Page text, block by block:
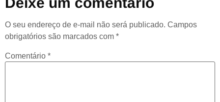
O seu endereço de e-mail não será publicado. Campos
obrigatórios são marcados com *
Comentário *